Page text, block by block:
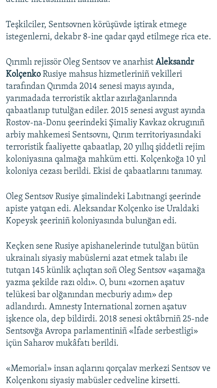
Teşkilciler, Sentsovnen körüşüvde iştirak etmege
istegenlerni, dekabr 8-ine qadar qayd etilmege rica ete.
Qırımlı rejissör Oleg Sentsov ve anarhist Aleksandr
Kolçenko Rusiye mahsus hizmetleriniñ vekilleri
tarafından Qırımda 2014 senesi mayıs ayında,
yarımadada terroristik aktlar azırlağanlarında
qabaatlanıp tutulğan ediler. 2015 senesi avgust ayında
Rostov-na-Donu şeerindeki Şimaliy Kavkaz okrugınıñ
arbiy mahkemesi Sentsovnı, Qırım territoriyasındaki
terroristik faaliyette qabaatlap, 20 yıllıq şiddetli rejim
koloniyasına qalmağa mahküm etti. Kolçenkoğa 10 yıl
koloniya cezası berildi. Ekisi de qabaatlarını tanımay.
Oleg Sentsov Rusiye şimalindeki Labıtnangi şeerinde
apiste yatqan edi. Aleksandar Kolçenko ise Uraldaki
Kopeysk şeeriniñ koloniyasında bulunğan edi.
Keçken sene Rusiye apishanelerinde tutulğan bütün
ukrainalı siyasiy mabüslerni azat etmek talabı ile
tutqan 145 künlik açlıqtan soñ Oleg Sentsov «aşamağa
yazma şekilde razı oldı». O, bunı «zornen aşatuv
telükesi bar olğanından mecburiy adım» dep
adlandırdı. Amnesty International zornen aşatuv
işkence ola, dep bildirdi. 2018 senesi oktâbrniñ 25-nde
Sentsovğa Avropa parlamentiniñ «İfade serbestligi»
içün Saharov mukâfatı berildi.
«Memorial» insan aqlarını qorçalav merkezi Sentsov ve
Kolçenkonı siyasiy mabüsler cedveline kirsetti.